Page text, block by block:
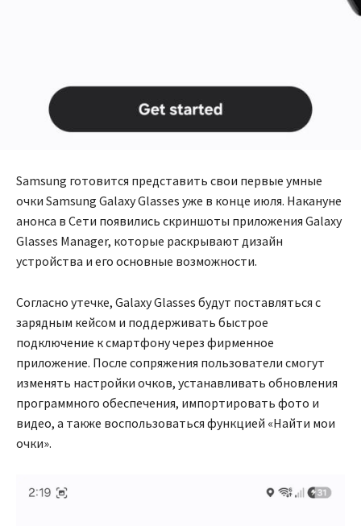
Samsung готовится представить свои первые умные
очки Samsung Galaxy Glasses уже в конце июля. Накануне
анонса в Сети появились скриншоты приложения Galaxy
Glasses Manager, которые раскрывают дизайн
устройства и его основные возможности.
Согласно утечке, Galaxy Glasses будут поставляться с
зарядным кейсом и поддерживать быстрое
подключение к смартфону через фирменное
приложение. После сопряжения пользователи смогут
изменять настройки очков, устанавливать обновления
программного обеспечения, импортировать фото и
видео, а также воспользоваться функцией «Найти мои
очки».